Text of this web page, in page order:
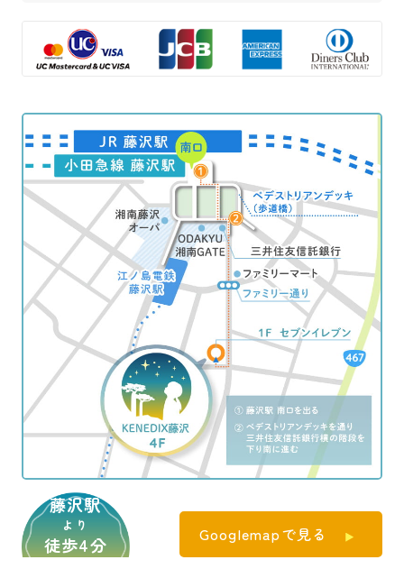
【学会発表】Portable WiFi router 由来
の電磁波がヒト精子の運動性および生
第37回日本受精着床学会
中田久美子
2019
【学会発表】大豆レクチンを使用した
新規ヒト精子凍結液の検討について
第37回日本受精着床学会
中田久美子
2019
【学会発表】極少数精子凍結保存用コ
ンテナー“MAYU”およびクライオチュー
ブで凍結融解した精巣上体精子および
精巣内精子の臨床成績
第37回日本受精着床学会
中田久美子
2019
【学会発表】極少数精子凍結保存用コ
ンテナー“MAYU”により凍結保存したマ
2021
【学会発表】First mitotic spindle form
dent microtubule organising centres m
ay cause high incidence of zygotic divi
sion errors in humans.
ESHRE 37th virtual annual meeting (20
21 Jun)
Kai Y, Kawano H, Yamashita N.
2021
【学会発表】Statistical estimation for
incidence of blastocyst trophectoder
m vesicles and efficacy of assisted ha
tching.
ESHRE 37th virtual annual meeting (20
21 Jun)
Nakajima N. Kawano H. Takai A. Abe
M. Iimura Y. Chen M. Yoshida M. Yamas
hita N.
管形成中心によって導かれる
生殖補助医療技術者のためのリカレン
甲斐義輝
2022
【ワークショップ】PIEZO-ICSIワーク
ショップ実技講師
第27回日本臨床エンブリオロジスト学
会（2022年1月）
河野博臣
第41回日本受精着床学会学術講演会（2
023年7月仙台）
睦、飯村裕規、越智梓、陳默、篠田真
理、吉田雅人、山下直樹
2023
【学会発表】Identification of differen
tially expressed genes common to the
developmental potential, maternal ag
e, and morphology in human blastocys
ts.
ESHRE 39th annual meeting (2023 Jun)
Kai Y, Mei H, Kawano H, Nakajima N,
Takai A, Kumon M, Inoue A, Yamashita
N.
【学会発表】Does the artificial intellig
ence-based embryo evaluation, iDASc
oreⓇ, provide a valuable factor for pr
edicting the result of preimplantation
【学会発表】胚盤胞直径およびTE、IC
Mの評価と染色体正倍数性に関する検討
会（2025年1月）
大会長賞受賞
阿部 睦、河野 博臣、高井 彩、飯村 裕
規、陳 默、山内 啓弘、小出 有紗、チュ
イメイ、落合 恵子、篠田 真理、吉田 雅
人、山下 直樹
藤沢駅
より
徒歩4分 Googlemapで見る